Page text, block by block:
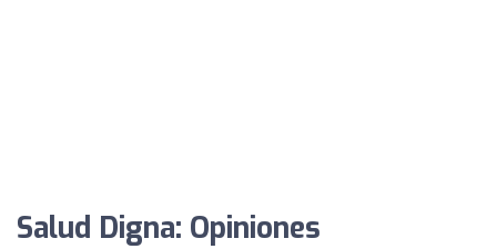
Salud Digna: Opiniones